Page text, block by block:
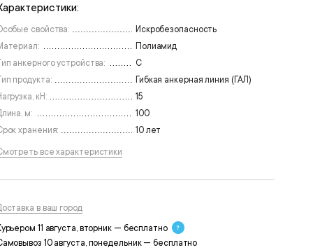
свойства:
Искробезопасность
Полиамид
анкерного устройства:
C
продукта:
Гибкая анкерная линия (ГАЛ)
кН:
15
м:
100
хранения:
10 лет
все характеристики
в ваш город
11 августа, вторник — бесплатно
10 августа, понедельник — бесплатно